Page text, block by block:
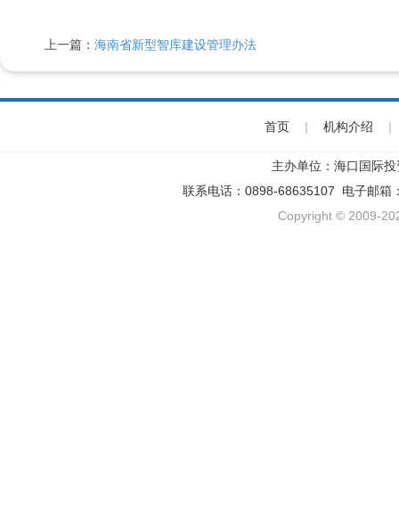
上一篇： 海南省新型智库建设管理办法
首页 | 机构介绍 |
主办单位：海口国际
联系电话：0898-68635107 电子邮箱
Copyright © 2009-